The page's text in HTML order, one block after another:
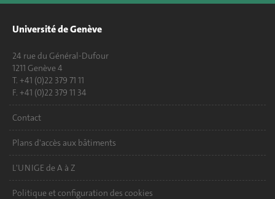
Université de Genève
24 rue du Général-Dufour
1211 Genève 4
T. +41 (0)22 379 71 11
F. +41 (0)22 379 11 34
Contact
Plans d'accès aux bâtiments
L'UNIGE de A à Z
Politique et configuration des cookies